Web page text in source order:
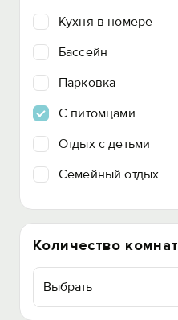
Кухня в номере
Бассейн
Парковка
C питомцами
Отдых с детьми
Семейный отдых
Количество комнат
Выбрать